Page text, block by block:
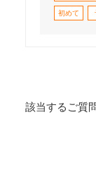
初めて
該当するご質